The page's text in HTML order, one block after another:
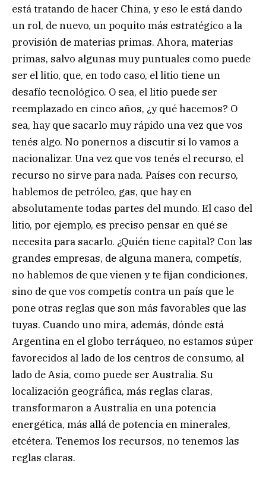
está tratando de hacer China, y eso le está dando
un rol, de nuevo, un poquito más estratégico a la
provisión de materias primas. Ahora, materias
primas, salvo algunas muy puntuales como puede
ser el litio, que, en todo caso, el litio tiene un
desafío tecnológico. O sea, el litio puede ser
reemplazado en cinco años, ¿y qué hacemos? O
sea, hay que sacarlo muy rápido una vez que vos
tenés algo. No ponernos a discutir si lo vamos a
nacionalizar. Una vez que vos tenés el recurso, el
recurso no sirve para nada. Países con recurso,
hablemos de petróleo, gas, que hay en
absolutamente todas partes del mundo. El caso del
litio, por ejemplo, es preciso pensar en qué se
necesita para sacarlo. ¿Quién tiene capital? Con las
grandes empresas, de alguna manera, competís,
no hablemos de que vienen y te fijan condiciones,
sino de que vos competís contra un país que le
pone otras reglas que son más favorables que las
tuyas. Cuando uno mira, además, dónde está
Argentina en el globo terráqueo, no estamos súper
favorecidos al lado de los centros de consumo, al
lado de Asia, como puede ser Australia. Su
localización geográfica, más reglas claras,
transformaron a Australia en una potencia
energética, más allá de potencia en minerales,
etcétera. Tenemos los recursos, no tenemos las
reglas claras.